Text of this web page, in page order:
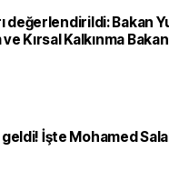
değerlendirildi: Bakan
Kırsal Kalkınma
geldi! İşte Mohamed